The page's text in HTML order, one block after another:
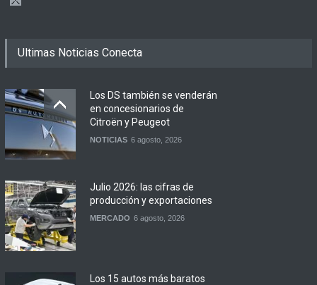
Ultimas Noticias Conecta
Los DS también se venderán
en concesionarios de
Citroën y Peugeot
NOTICIAS 6 agosto, 2026
Julio 2026: las cifras de
producción y exportaciones
MERCADO 6 agosto, 2026
Los 15 autos más baratos